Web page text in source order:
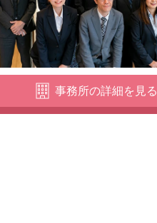
事務所の詳細を見る